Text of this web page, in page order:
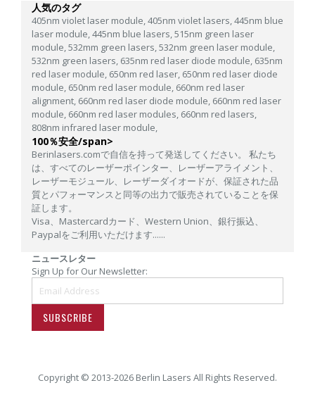
人気のタグ
405nm violet laser module,405nm violet lasers,445nm blue
laser module,445nm blue lasers,515nm green laser
module,532mm green lasers,532nm green laser module,
532nm green lasers, 635nm red laser diode module, 635nm
red laser module, 650nm red laser, 650nm red laser diode
module, 650nm red laser module, 660nm red laser
alignment, 660nm red laser diode module, 660nm red laser
module, 660nm red laser modules, 660nm red lasers,
808nm infrared laser module,
100％安全/span>
Berinlasers.comで自信を持って発送してください。 私たち
は、すべてのレーザーポインター、レーザーアライメント、
レーザーモジュール、レーザーダイオードが、保証された品
質とパフォーマンスと同等の出力で販売されていることを保
証します。
Visa、Mastercardカード、Western Union、銀行振込、
Paypalをご利用いただけます......
ニュースレター
Sign Up for Our Newsletter:
SUBSCRIBE
Copyright © 2013-2026 Berlin Lasers All Rights Reserved.